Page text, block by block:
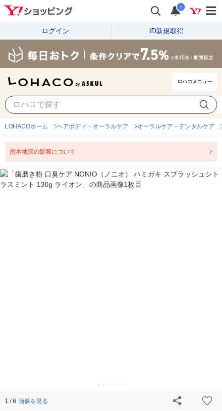
i
ログイン ID新規取得
ロハコメニュー
LOHACOホーム ヘアボディ・オーラルケア オーラルケア・デンタルケア
熊本地震の影響について
1 / 6 画像を見る